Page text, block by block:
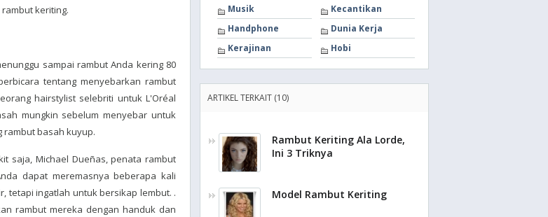
keriting.
sampai rambut Anda kering 80
tentang menyebarkan rambut
hairstylist selebriti untuk L'Oréal
mungkin sebelum menyebar untuk
rambut basah kuyup.
saja, Michael Dueñas, penata rambut
dapat meremasnya beberapa kali
tetapi ingatlah untuk bersikap lembut. .
rambut mereka dengan handuk dan
Musik
Kecantikan
Handphone
Dunia Kerja
Kerajinan
Hobi
ARTIKEL TERKAIT (10)
Rambut Keriting Ala Lorde,
Ini 3 Triknya
Model Rambut Keriting